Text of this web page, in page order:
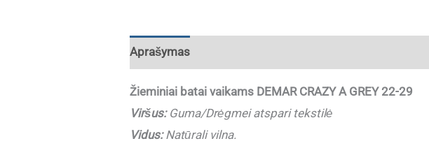
Aprašymas
Žieminiai batai vaikams DEMAR CRAZY A GREY 22-29
Viršus:Guma/Drėgmei atspari tekstilė
Vidus:Natūrali vilna.